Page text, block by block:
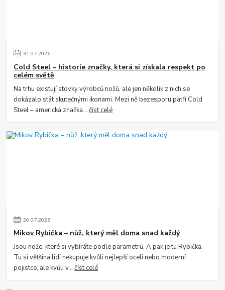
31.07.2026
Cold Steel – historie značky, která si získala respekt po
celém světě
Na trhu existují stovky výrobců nožů, ale jen několik z nich se
dokázalo stát skutečnými ikonami. Mezi ně bezesporu patří Cold
Steel – americká značka...číst celé
20.07.2026
Mikov Rybička – nůž, který měl doma snad každý
Jsou nože, které si vybíráte podle parametrů. A pak je tu Rybička.
Tu si většina lidí nekupuje kvůli nejlepší oceli nebo moderní
pojistce, ale kvůli v...číst celé